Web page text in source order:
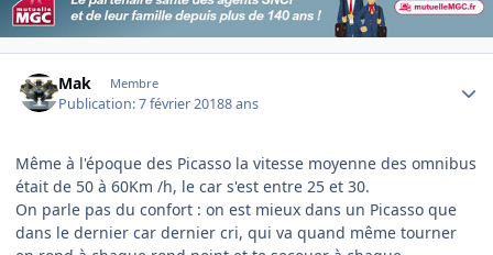
Mak Membre
Publication:7 février 20188 ans
Même à l'époque des Picasso la vitesse moyenne des omnibus
était de 50 à 60Km /h, le car s'est entre 25 et 30.
On parle pas du confort : on est mieux dans un Picasso que
dans le dernier car dernier cri, qui va quand même tourner